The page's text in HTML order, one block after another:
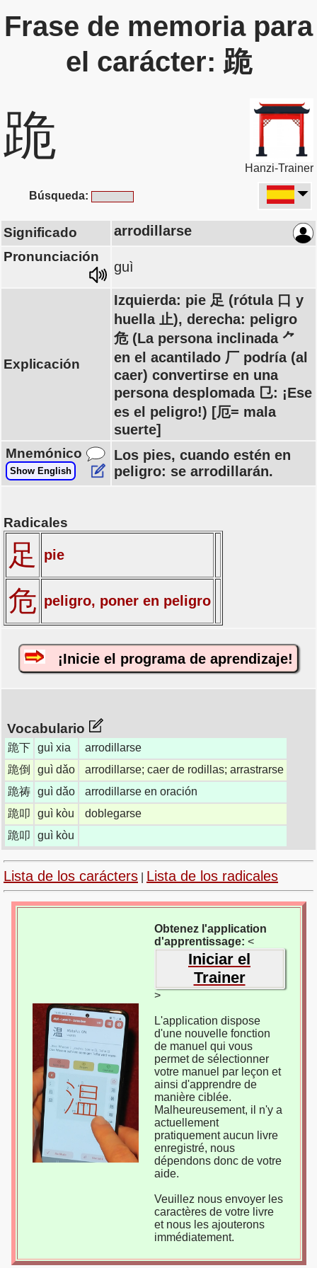
Frase de memoria para
el carácter: 跪
跪
Hanzi-Trainer
Búsqueda:
Significado arrodillarse
Pronunciación
guì
Explicación
Izquierda: pie 足 (rótula 口 y
huella 止), derecha: peligro
危 (La persona inclinada ⺈
en el acantilado 厂 podría (al
caer) convertirse en una
persona desplomada 㔾: ¡Ese
es el peligro!) [厄= mala
suerte]
Mnemónico
Show English
Los pies, cuando estén en
peligro: se arrodillarán.
Radicales
足 pie
危 peligro, poner en peligro
¡Inicie el programa de aprendizaje!
Vocabulario
跪下 guì xia
arrodillarse
跪倒
guì dǎo
arrodillarse; caer de rodillas; arrastrarse
跪祷 guì dǎo
arrodillarse en oración
跪叩
guì kòu
doblegarse
跪叩
guì kòu
Lista de los carácters Lista de los radicales
Obtenez l'application
d'apprentissage: <
Iniciar el
Trainer
>
L'application dispose
d'une nouvelle fonction
de manuel qui vous
permet de sélectionner
votre manuel par leçon et
ainsi d'apprendre de
manière ciblée.
Malheureusement, il n'y a
actuellement
pratiquement aucun livre
enregistré, nous
dépendons donc de votre
aide.
Veuillez nous envoyer les
caractères de votre livre
et nous les ajouterons
immédiatement.